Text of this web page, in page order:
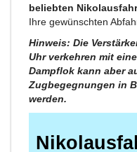
beliebten
Ihre gewünschten
Hinweis: Die
Uhr verkehren mit
Dampflok kann aber
Zugbegegnungen in
werden.